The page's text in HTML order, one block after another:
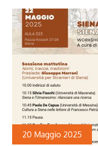
20 Maggio 2025